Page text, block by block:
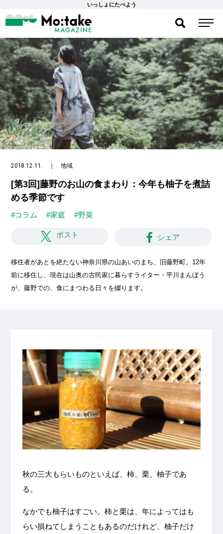
いっしょにたべよう
2018.12.11. ｜地域
[第3回]藤野のお山の食まわり：今年も柚子を煮詰
める季節です
#コラム #家庭 #野菜
ポスト シェア
移住者があとを絶たない神奈川県の山あいのまち、旧藤野町。12年
前に移住し、現在は山奥の古民家に暮らすライター・平川まんぼう
が、藤野での、食にまつわる日々を綴ります。
秋の三大もらいものといえば、柿、栗、柚子であ
る。
なかでも柚子はすごい。柿と栗は、年によってはも
らい損ねてしまうこともあるのだけれど、柚子だけ